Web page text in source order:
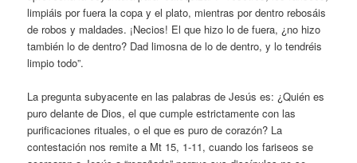
limpiáis por fuera la copa y el plato, mientras por dentro rebosáis
de robos y maldades. ¡Necios! El que hizo lo de fuera, ¿no hizo
también lo de dentro? Dad limosna de lo de dentro, y lo tendréis
limpio todo”.
La pregunta subyacente en las palabras de Jesús es: ¿Quién es
puro delante de Dios, el que cumple estrictamente con las
purificaciones rituales, o el que es puro de corazón? La
contestación nos remite a Mt 15, 1-11, cuando los fariseos se